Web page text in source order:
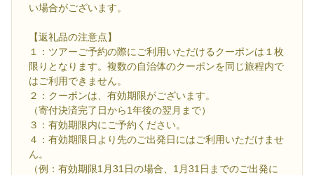
い場合がございます。
【返礼品の注意点】
１：ツアーご予約の際にご利用いただけるクーポンは１枚
限りとなります。複数の自治体のクーポンを同じ旅程内で
はご利用できません。
２：クーポンは、有効期限がございます。
（寄付決済完了日から1年後の翌月まで）
３：有効期限内にご予約ください。
４：有効期限日より先のご出発日にはご利用いただけませ
ん。
（例：有効期限1月31日の場合、1月31日までのご出発に